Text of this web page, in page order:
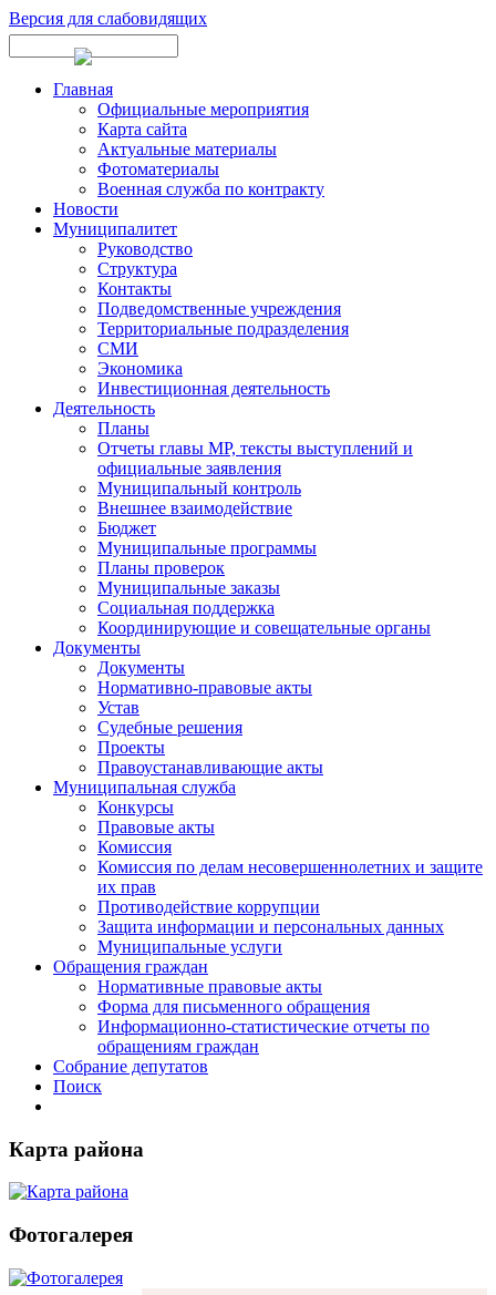
Версия для слабовидящих
Главная
Официальные мероприятия
Карта сайта
Актуальные материалы
Фотоматериалы
Военная служба по контракту
Новости
Муниципалитет
Руководство
Структура
Контакты
Подведомственные учреждения
Территориальные подразделения
СМИ
Экономика
Инвестиционная деятельность
Деятельность
Планы
Отчеты главы МР, тексты выступлений и
официальные заявления
Муниципальный контроль
Внешнее взаимодействие
Бюджет
Муниципальные программы
Планы проверок
Муниципальные заказы
Социальная поддержка
Координирующие и совещательные органы
Документы
Документы
Нормативно-правовые акты
Устав
Судебные решения
Проекты
Правоустанавливающие акты
Муниципальная служба
Конкурсы
Правовые акты
Комиссия
Комиссия по делам несовершеннолетних и защите
их прав
Противодействие коррупции
Защита информации и персональных данных
Муниципальные услуги
Обращения граждан
Нормативные правовые акты
Форма для письменного обращения
Информационно-статистические отчеты по
обращениям граждан
Собрание депутатов
Поиск
Карта района
Фотогалерея